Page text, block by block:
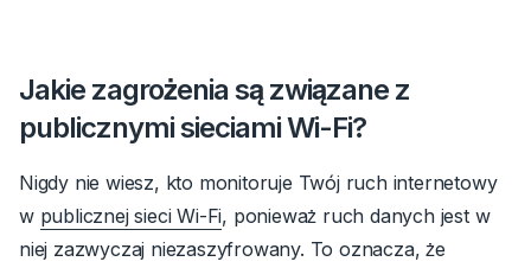
Jakie zagrożenia są związane z
publicznymi sieciami Wi-Fi?
Nigdy nie wiesz, kto monitoruje Twój ruch internetowy
w publicznej sieci Wi-Fi, ponieważ ruch danych jest w
niej zazwyczaj niezaszyfrowany. To oznacza, że